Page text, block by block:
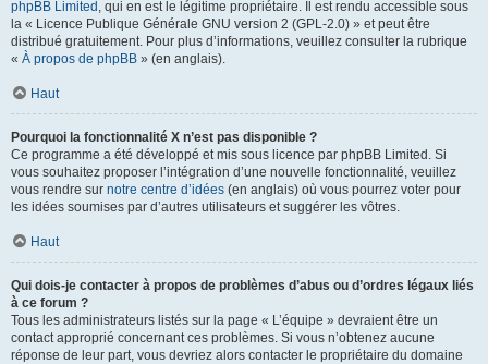
phpBB Limited , qui en est le légitime propriétaire. Il est rendu accessible sous
la « Licence Publique Générale GNU version 2 (GPL-2.0) » et peut être
distribué gratuitement. Pour plus d’informations, veuillez consulter la rubrique
« À propos de phpBB » (en anglais).
Haut
Pourquoi la fonctionnalité X n’est pas disponible ?
Ce programme a été développé et mis sous licence par phpBB Limited. Si
vous souhaitez proposer l’intégration d’une nouvelle fonctionnalité, veuillez
vous rendre sur notre centre d’idées (en anglais) où vous pourrez voter pour
les idées soumises par d’autres utilisateurs et suggérer les vôtres.
Haut
Qui dois-je contacter à propos de problèmes d’abus ou d’ordres légaux liés
à ce forum ?
Tous les administrateurs listés sur la page « L’équipe » devraient être un
contact approprié concernant ces problèmes. Si vous n’obtenez aucune
réponse de leur part, vous devriez alors contacter le propriétaire du domaine